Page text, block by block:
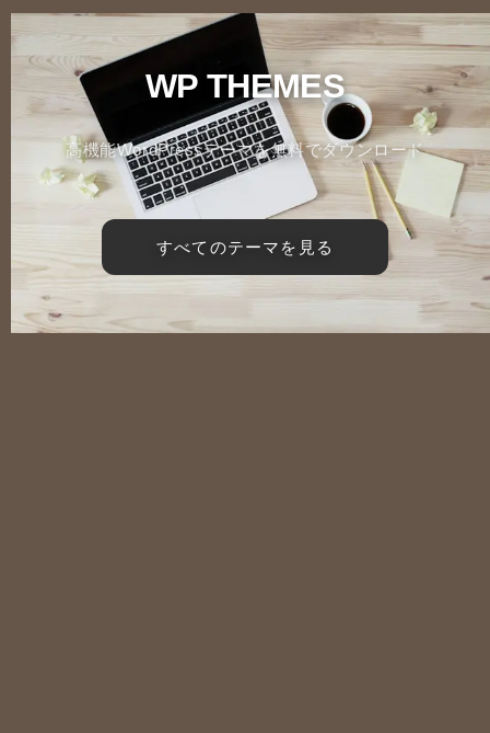
WP THEMES
高機能WordPressテーマを無料でダウンロード
すべてのテーマを見る